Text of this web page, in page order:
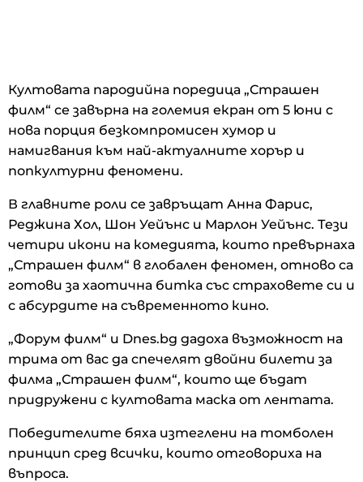
Култовата пародийна поредица „Страшен
филм“ се завърна на големия екран от 5 юни с
нова порция безкомпромисен хумор и
намигвания към най-актуалните хорър и
попкултурни феномени.
В главните роли се завръщат Анна Фарис,
Реджина Хол, Шон Уейънс и Марлон Уейънс. Тези
четири икони на комедията, които превърнаха
„Страшен филм“ в глобален феномен, отново са
готови за хаотична битка със страховете си и
с абсурдите на съвременното кино.
„Форум филм“ и Dnes.bg дадоха възможност на
трима от вас да спечелят двойни билети за
филма „Страшен филм“, които ще бъдат
придружени с култовата маска от лентата.
Победителите бяха изтеглени на томболен
принцип сред всички, които отговориха на
въпроса.